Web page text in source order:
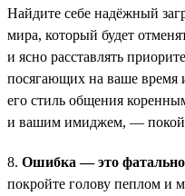
Найдите себе надёжный
мира, который будет
и ясно расставлять
посягающих на ваше время
его стиль общения
и вашим имиджем, — покой
8. Ошибка — это
покройте голову пеплом и